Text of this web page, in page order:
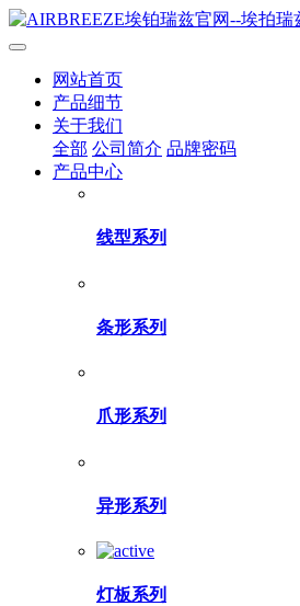
网站首页
产品细节
关于我们
全部 公司简介 品牌密码
产品中心
线型系列
条形系列
爪形系列
异形系列
灯板系列